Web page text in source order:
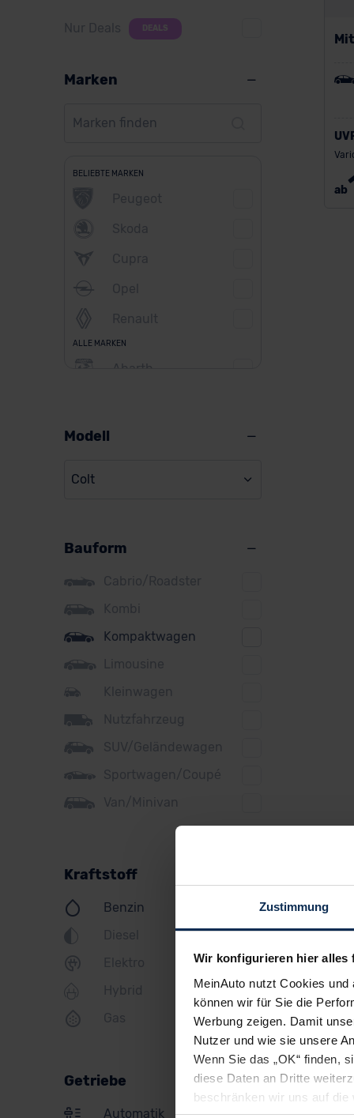
Zustimmung
Wir konfigurieren hier alles
MeinAuto nutzt Cookies
können wir für Sie die
Werbung zeigen. Damit
Nutzer und wie sie unsere
Wenn Sie das „OK“ finden,
diese Daten an Dritte
beschränken wir uns auf
Nur Deals DEALS
Marken
BELIEBTE MARKEN
Peugeot
Skoda
Cupra
Opel
Renault
ALLE MARKEN
Abarth
Citroen
Cupra
DS
Dacia
Fiat
Ford
Honda
Lexus
MINI
Mazda
Mercedes
Mitsubishi
Peugeot
Modell
Colt
Bauform
Cabrio/Roadster
Kombi
Kompaktwagen
Limousine
Kleinwagen
Nutzfahrzeug
SUV/Geländewagen
Sportwagen/Coupé
Van/Minivan
Kraftstoff
Benzin
Diesel
Elektro
Hybrid
Gas
Getriebe
Automatik
ab